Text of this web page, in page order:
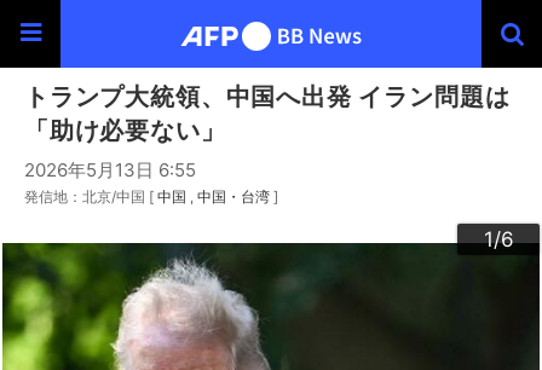
トランプ大統領、中国へ出発 イラン問題は
「助け必要ない」
2026年5月13日 6:55
発信地：北京/中国 [ 中国 中国・台湾 ]
1/6
2/6
3/6
4/6
5/6
6/6